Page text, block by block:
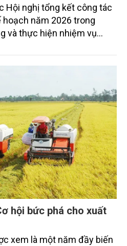
Hội nghị tổng kết công tác
hoạch năm 2026 trong
và thực hiện nhiệm vụ
hội bức phá cho xuất
xem là một năm đầy biến